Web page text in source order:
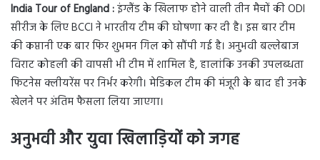
India Tour of England :इंग्लैंड के खिलाफ होने वाली तीन मैचों की ODI
सीरीज के लिए BCCI ने भारतीय टीम की घोषणा कर दी है। इस बार टीम
की कप्तानी एक बार फिर शुभमन गिल को सौंपी गई है। अनुभवी बल्लेबाज
विराट कोहली की वापसी भी टीम में शामिल है, हालांकि उनकी उपलब्धता
फिटनेस क्लीयरेंस पर निर्भर करेगी। मेडिकल टीम की मंजूरी के बाद ही उनके
खेलने पर अंतिम फैसला लिया जाएगा।
अनुभवी और युवा खिलाड़ियों को जगह